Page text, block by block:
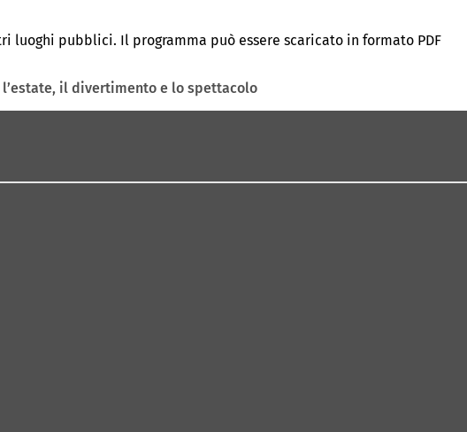
luoghi pubblici. Il programma può essere scaricato in formato PDF
il divertimento e lo spettacolo